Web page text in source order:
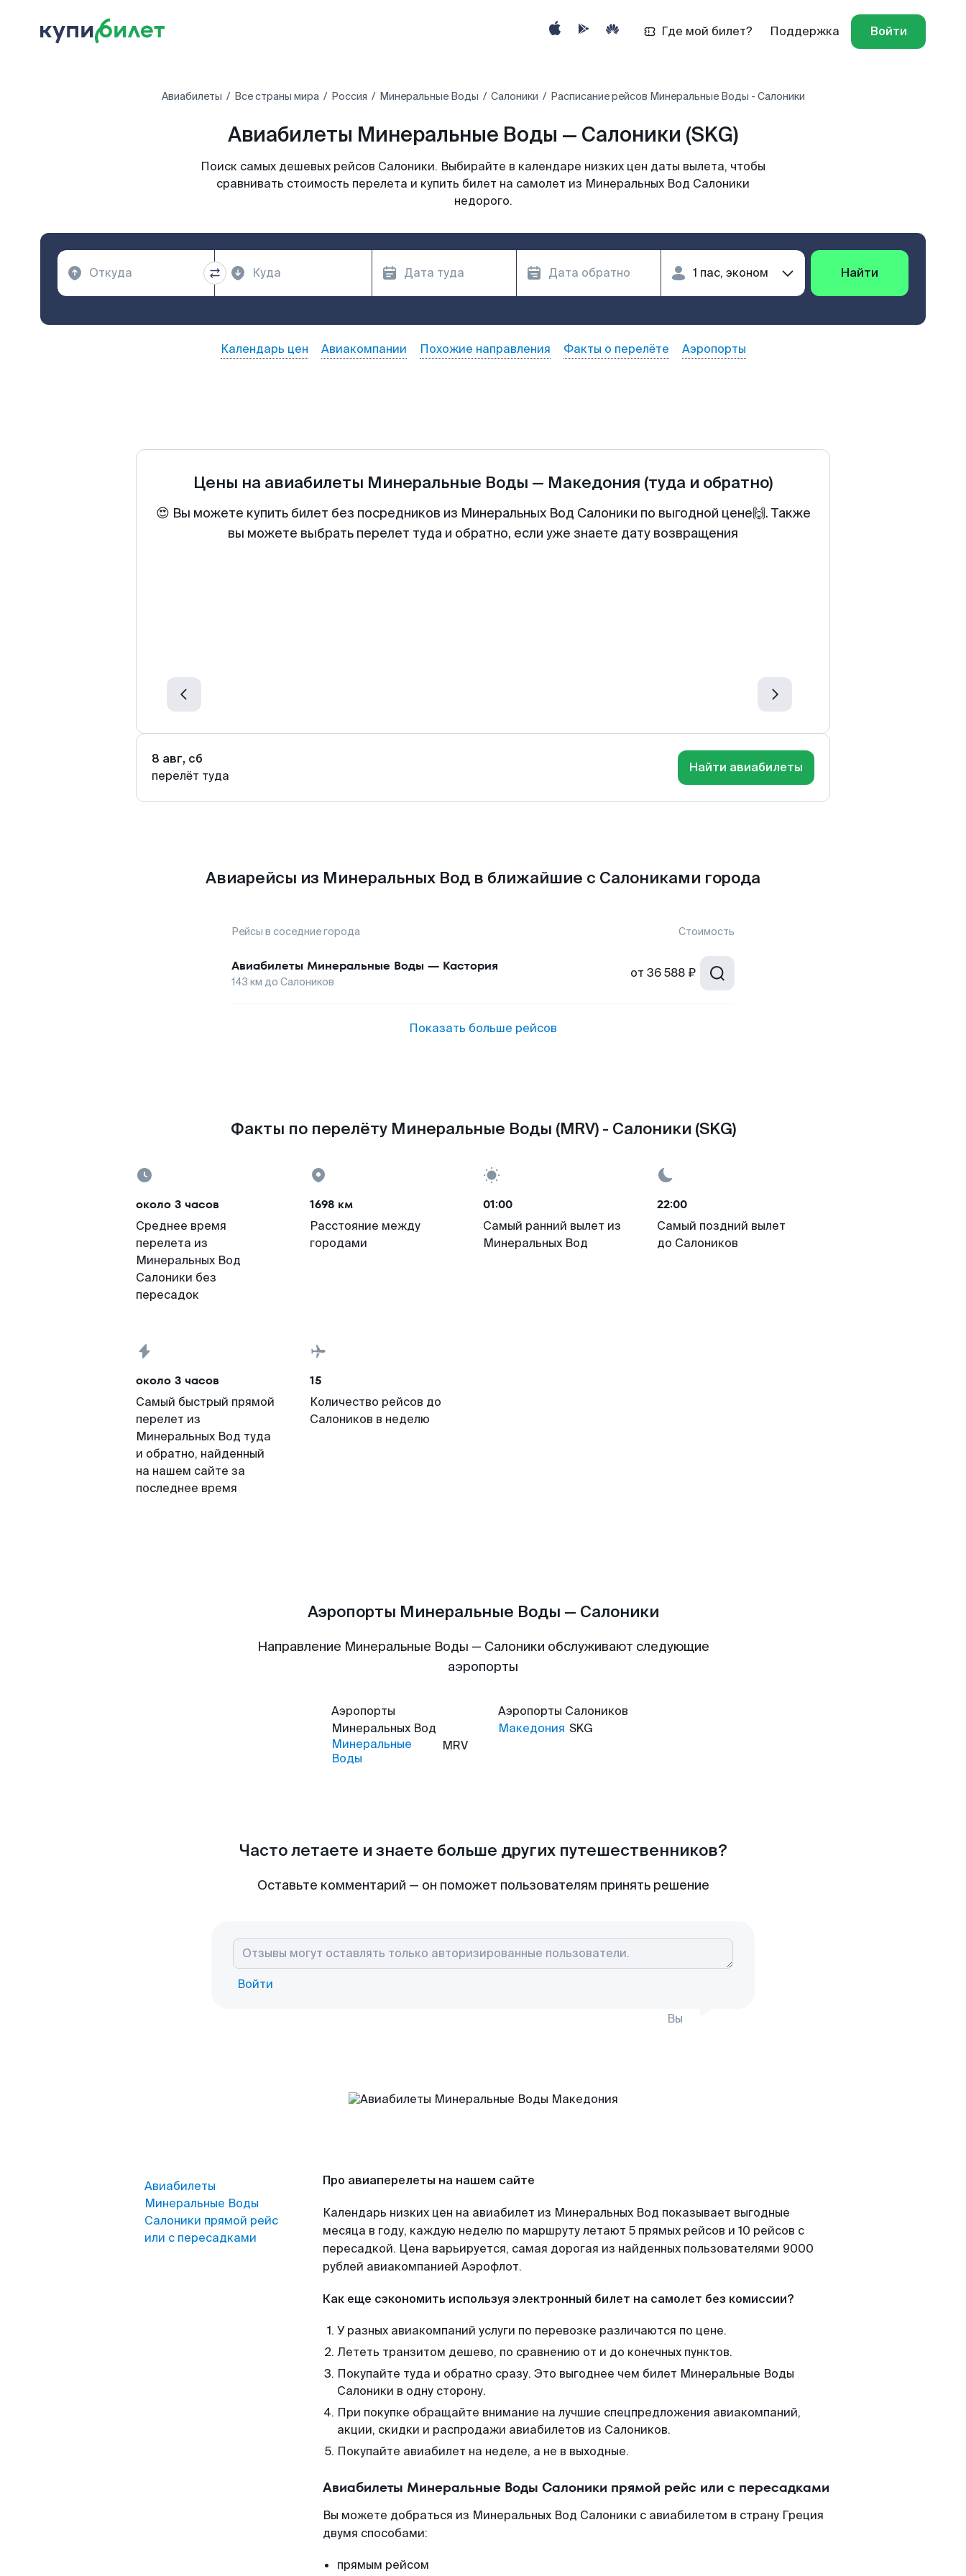
Где мой билет? Поддержка Войти
Авиабилеты Все страны мира Россия Минеральные Воды Салоники Расписание рейсов Минеральные Воды - Салоники
Авиабилеты Минеральные Воды — Салоники (SKG)
Поиск самых дешевых рейсов Салоники. Выбирайте в календаре низких цен даты вылета, чтобы
сравнивать стоимость перелета и купить билет на самолет из Минеральных Вод Салоники
недорого.
Найти
Календарь цен Авиакомпании Похожие направления Факты о перелёте Аэропорты
Цены на авиабилеты Минеральные Воды — Македония (туда и обратно)
😍 Вы можете купить билет без посредников из Минеральных Вод Салоники по выгодной цене🙌. Также
вы можете выбрать перелет туда и обратно, если уже знаете дату возвращения
8 авг, сб
перелёт туда
Найти авиабилеты
Авиарейсы из Минеральных Вод в ближайшие с Салониками города
Рейсы в соседние города Стоимость
Авиабилеты Минеральные Воды — Кастория
143 км до Салоников
от 36 588 ₽
Показать больше рейсов
Факты по перелёту Минеральные Воды (MRV) - Салоники (SKG)
около 3 часов
Среднее время
перелета из
Минеральных Вод
Салоники без
пересадок
1698 км
Расстояние между
городами
01:00
Самый ранний вылет из
Минеральных Вод
22:00
Самый поздний вылет
до Салоников
около 3 часов
Самый быстрый прямой
перелет из
Минеральных Вод туда
и обратно, найденный
на нашем сайте за
последнее время
15
Количество рейсов до
Салоников в неделю
Аэропорты Минеральные Воды — Салоники
Направление Минеральные Воды — Салоники обслуживают следующие
аэропорты
Аэропорты
Минеральных Вод
Минеральные
Воды
MRV
Аэропорты Салоников
Македония SKG
Часто летаете и знаете больше других путешественников?
Оставьте комментарий — он поможет пользователям принять решение
Войти
Вы
Авиабилеты
Минеральные Воды
Салоники прямой рейс
или с пересадками
Про авиаперелеты на нашем сайте
Календарь низких цен на авиабилет из Минеральных Вод показывает выгодные
месяца в году, каждую неделю по маршруту летают 5 прямых рейсов и 10 рейсов с
пересадкой. Цена варьируется, самая дорогая из найденных пользователями 9000
рублей авиакомпанией Аэрофлот.
Как еще сэкономить используя электронный билет на самолет без комиссии?
У разных авиакомпаний услуги по перевозке различаются по цене.
Лететь транзитом дешево, по сравнению от и до конечных пунктов.
Покупайте туда и обратно сразу. Это выгоднее чем билет Минеральные Воды
Салоники в одну сторону.
При покупке обращайте внимание на лучшие спецпредложения авиакомпаний,
акции, скидки и распродажи авиабилетов из Салоников.
Покупайте авиабилет на неделе, а не в выходные.
Авиабилеты Минеральные Воды Салоники прямой рейс или с пересадками
Вы можете добраться из Минеральных Вод Салоники с авиабилетом в страну Греция
двумя способами:
прямым рейсом